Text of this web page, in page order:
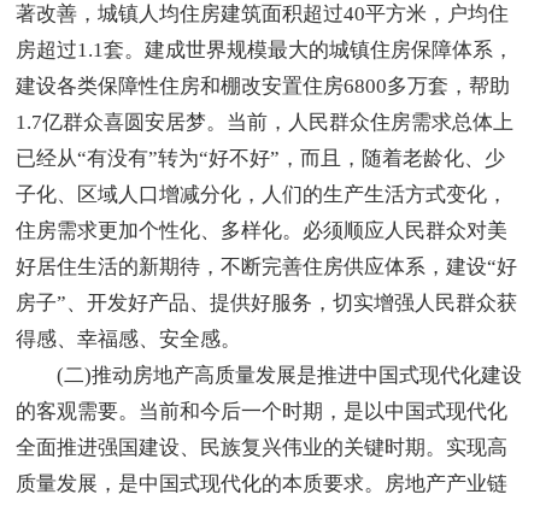
著改善，城镇人均住房建筑面积超过40平方米，户均住
房超过1.1套。建成世界规模最大的城镇住房保障体系，
建设各类保障性住房和棚改安置住房6800多万套，帮助
1.7亿群众喜圆安居梦。当前，人民群众住房需求总体上
已经从“有没有”转为“好不好”，而且，随着老龄化、少
子化、区域人口增减分化，人们的生产生活方式变化，
住房需求更加个性化、多样化。必须顺应人民群众对美
好居住生活的新期待，不断完善住房供应体系，建设“好
房子”、开发好产品、提供好服务，切实增强人民群众获
得感、幸福感、安全感。
(二)推动房地产高质量发展是推进中国式现代化建设
的客观需要。当前和今后一个时期，是以中国式现代化
全面推进强国建设、民族复兴伟业的关键时期。实现高
质量发展，是中国式现代化的本质要求。房地产产业链